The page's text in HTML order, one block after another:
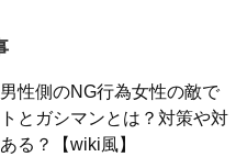
性側のNG行為女性の敵で
とガシマンとは？対策や対
る？【wiki風】